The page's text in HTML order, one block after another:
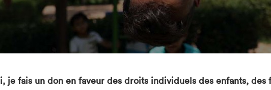
je fais un don en faveur des droits individuels des enfants, des